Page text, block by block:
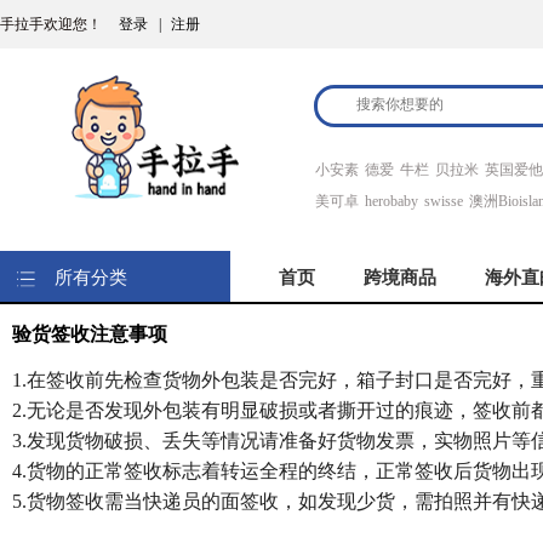
手拉手欢迎您！ 登录 注册
小安素 德爱 牛栏 贝拉米 英国爱
美可卓 herobaby swisse 澳洲
所有分类 首页 跨境商品 海外直
验货签收注意事项
1.在签收前先检查货物外包装是否完好，箱子封口是否完好，
2.无论是否发现外包装有明显破损或者撕开过的痕迹，签收
3.发现货物破损、丢失等情况请准备好货物发票，实物照片
4.货物的正常签收标志着转运全程的终结，正常签收后货物
5.货物签收需当快递员的面签收，如发现少货，需拍照并有